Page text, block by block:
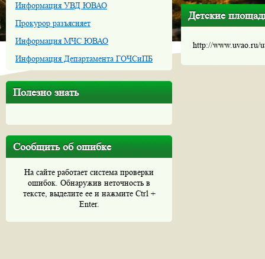
Информация УВД ЮВАО
Прокурор разъясняет
Информация МЧС ЮВАО
Информация Департамента ГОЧСиПБ
Полезно знать
Сообщить об ошибке
На сайте работает система проверки
ошибок. Обнаружив неточность в
тексте, выделите ее и нажмите Ctrl +
Enter.
Детские
http://www.uvao.ru/